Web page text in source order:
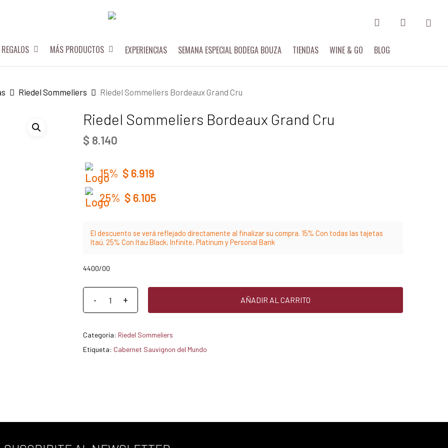
REGALOS MÁS PRODUCTOS EXPERIENCIAS SEMANA ESPECIAL BODEGA BOUZA TIENDAS WINE & GO BLOG
Riedel Sommeliers Riedel Sommeliers Bordeaux Grand Cru
Riedel Sommeliers Bordeaux Grand Cru
$ 8.140
15% $ 6.919
25% $ 6.105
El descuento se verá reflejado directamente al finalizar su compra. 15% Con todas las tajetas
Itaú. 25% Con Itau Black, Infinite, Platinum y Personal Bank
4400/00
AÑADIR AL CARRITO
Categoría: Riedel Sommeliers
Etiqueta: Cabernet Sauvignon del Mundo